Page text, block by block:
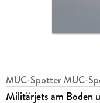
MUC-Spotter MUC-
Militärjets am Boden